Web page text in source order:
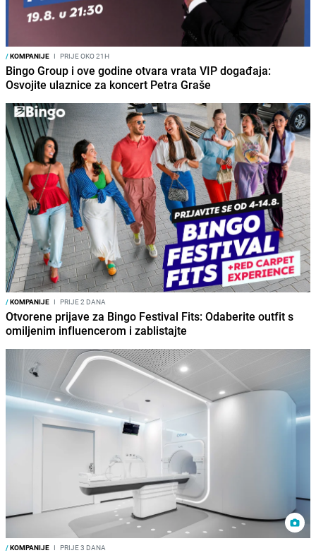
/KOMPANIJE I PRIJE OKO 21H
Bingo Group i ove godine otvara vrata VIP događaja:
Osvojite ulaznice za koncert Petra Graše
/KOMPANIJE I PRIJE 2 DANA
Otvorene prijave za Bingo Festival Fits: Odaberite outfit s
omiljenim influencerom i zablistajte
/KOMPANIJE I PRIJE 3 DANA